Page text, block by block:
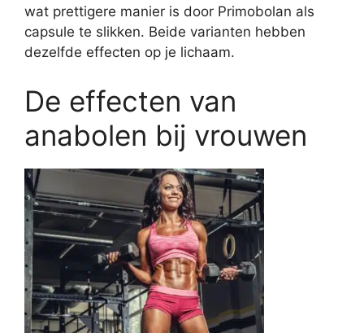
wat prettigere manier is door Primobolan als
capsule te slikken. Beide varianten hebben
dezelfde effecten op je lichaam.
De effecten van
anabolen bij vrouwen